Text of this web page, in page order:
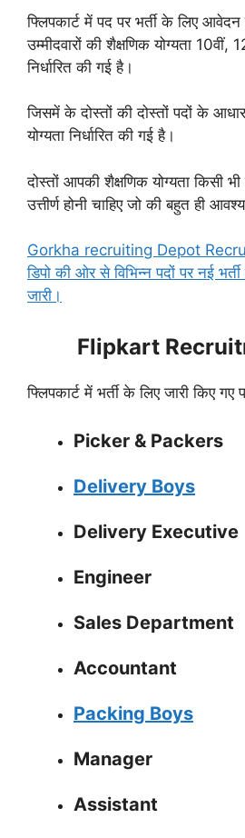
फ्लिपकार्ट में पद पर भर्ती के लिए
उम्मीदवारों की शैक्षणिक योग्यता
निर्धारित की गई है।
जिसमें के दोस्तों की दोस्तों पदों के
योग्यता निर्धारित की गई है।
दोस्तों आपकी शैक्षणिक योग्यता किसी भी
उत्तीर्ण होनी चाहिए जो की बहुत ही
Gorkha recruiting Depot
डिपो की ओर से विभिन्न पदों पर नई
जारी।
Flipkart
फ्लिपकार्ट में भर्ती के लिए जारी किए
Picker & Packers
Delivery Boys
Delivery Executive
Engineer
Sales Department
Accountant
Packing Boys
Manager
Assistant